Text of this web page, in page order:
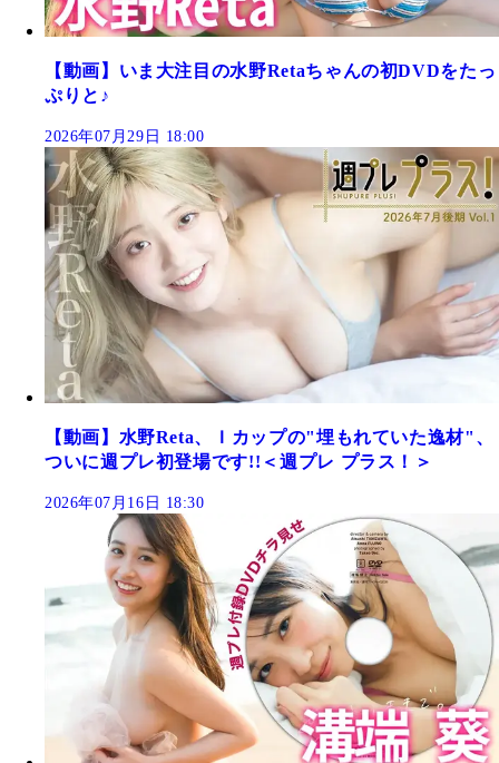
【動画】いま大注目の水野Retaちゃんの初DVDをたっ
ぷりと♪
2026年07月29日 18:00
【動画】水野Reta、Ｉカップの"埋もれていた逸材"、
ついに週プレ初登場です!!＜週プレ プラス！＞
2026年07月16日 18:30